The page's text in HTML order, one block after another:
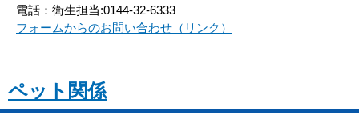
電話：衛生担当:0144-32-6333
フォームからのお問い合わせ（リンク）
ペット関係